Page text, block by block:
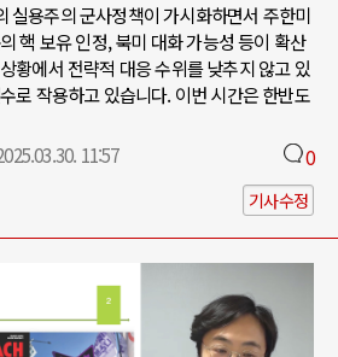
실용주의 군사정책이 가시화하면서 주한미
핵 보유 인정, 북미 대화 가능성 등이 확산
황에서 전략적 대응 수위를 낮추지 않고 있
로 작용하고 있습니다. 이번 시간은 한반도
11:57 0
기사수정